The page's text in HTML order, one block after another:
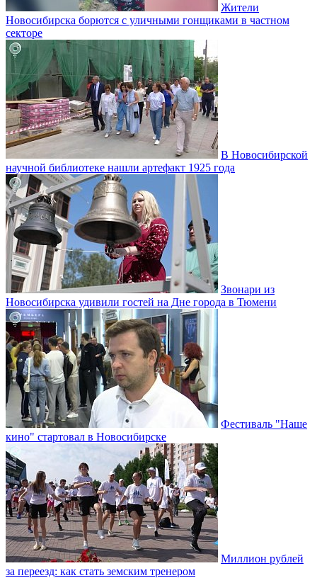
Жители
Новосибирска борются с уличными гонщиками в частном
секторе
В Новосибирской
научной библиотеке нашли артефакт 1925 года
Звонари из
Новосибирска удивили гостей на Дне города в Тюмени
Фестиваль "Наше
кино" стартовал в Новосибирске
Миллион рублей
за переезд: как стать земским тренером